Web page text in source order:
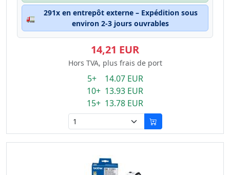
🚛
291x en entrepôt externe – Expédition sous
environ 2-3 jours ouvrables
14,21 EUR
Hors TVA, plus frais de port
5+ 14.07 EUR
10+ 13.93 EUR
15+ 13.78 EUR